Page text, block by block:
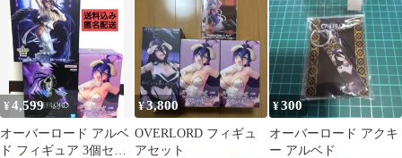
セガ
ア
¥ 4,599
オーバーロード アルベ
ド フィギュア 3個セッ
¥3,800
OVERLORD フィギュ
アセット
¥300
オーバーロード アクキ
ー アルベド